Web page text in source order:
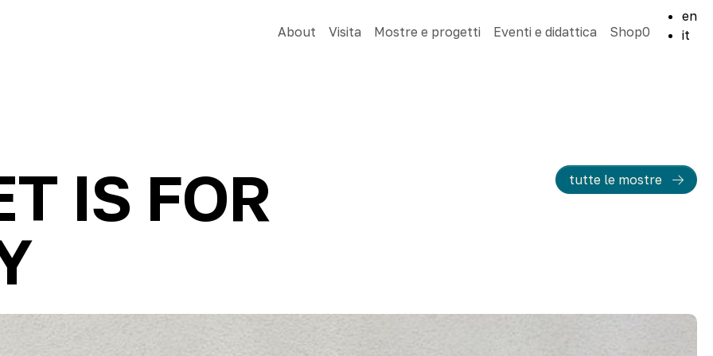
About
Visita Mostre e progetti Eventi e didattica Shop0
en
it
IS FOR
tutte le mostre